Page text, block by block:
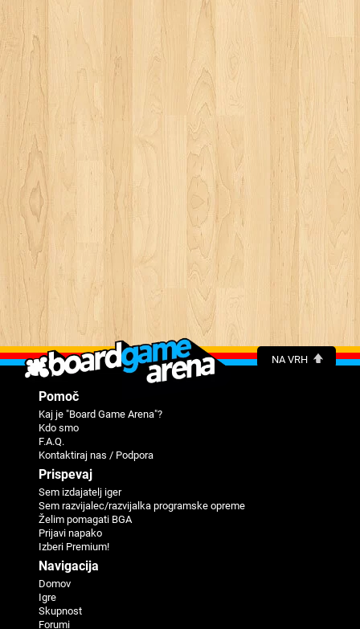
NA VRH
Pomoč
Kaj je "Board Game Arena"?
Kdo smo
F.A.Q.
Kontaktiraj nas / Podpora
Prispevaj
Sem izdajatelj iger
Sem razvijalec/razvijalka programske opreme
Želim pomagati BGA
Prijavi napako
Izberi Premium!
Navigacija
Domov
Igre
Skupnost
Forumi